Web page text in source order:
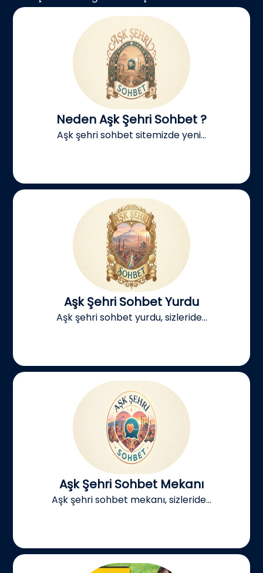
Neden Aşk Şehri Sohbet ?
Aşk şehri sohbet sitemizde yeni...
Aşk Şehri Sohbet Yurdu
Aşk şehri sohbet yurdu, sizleride...
Aşk Şehri Sohbet Mekanı
Aşk şehri sohbet mekanı, sizleride...